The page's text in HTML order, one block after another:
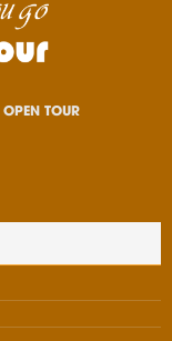
TOUR